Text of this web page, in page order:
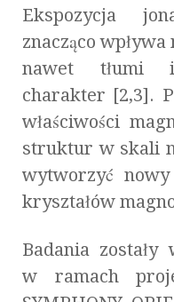
Ekspozycja
znacząco wpływa
nawet tłumi
charakter [2,3].
właściwości
struktur w skali
wytworzyć
kryształów
Badania zostały
w ramach